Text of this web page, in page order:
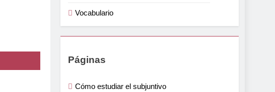
Vocabulario
Páginas
Cómo estudiar el subjuntivo